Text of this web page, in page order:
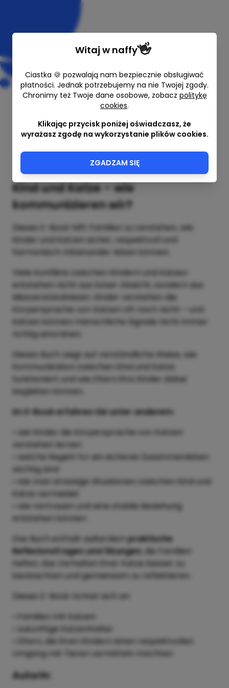
Agnieszka Piekarska
9,30 €
Kind und Katze – wie
kommunizieren wir?
Dieses E-Book hilft Familien zu verstehen, wie
Kinder und Katzen sicher, respektvoll und
harmonisch miteinander leben können.
Viele Konflikte zwischen Kindern und Katzen
entstehen nicht aus böser Absicht, sondern aus
Missverständnissen. Kinder verstehen die
Körpersprache von Katzen oft noch nicht – und
Katzen können menschliche Signale nicht immer
richtig einordnen.
Dieses Buch zeigt auf verständliche Weise, wie
Kommunikation zwischen Kind und Katze
funktioniert und wie Eltern ihre Kinder dabei
begleiten können.
Im E-Book erfahren Sie unter anderem:
• wie Kinder die Körpersprache von Katzen
verstehen lernen
• welche Regeln für ein sicheres Zusammenleben
wichtig sind
• wie man stressige Situationen zwischen Kind und
Katze vermeidet
• wie Vertrauen und eine stabile Beziehung
entstehen können
Das Buch enthält außerdempraktische
Reflexionsfragen und Übungen , die Familien
helfen, das Verhalten ihrer Katze besser zu
beobachten und gemeinsam zu reflektieren.
Dieses E-Book richtet sich an:
• Familien mit Katzen
• zukünftige Katzenhalter
• Eltern, die ihren Kindern einen respektvollen
Umgang mit Tieren vermitteln möchten
Autorin:
Witaj w naffy👋
Ciastka 🍪 pozwalają nam bezpiecznie obsługiwać
płatności. Jednak potrzebujemy na nie Twojej zgody.
Chronimy też Twoje dane osobowe, zobacz politykę
cookies.
Klikając przycisk poniżej oświadczasz, że
wyrażasz zgodę na wykorzystanie plików cookies.
ZGADZAM SIĘ